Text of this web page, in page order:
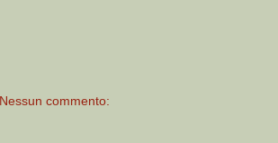
Nessun commento: